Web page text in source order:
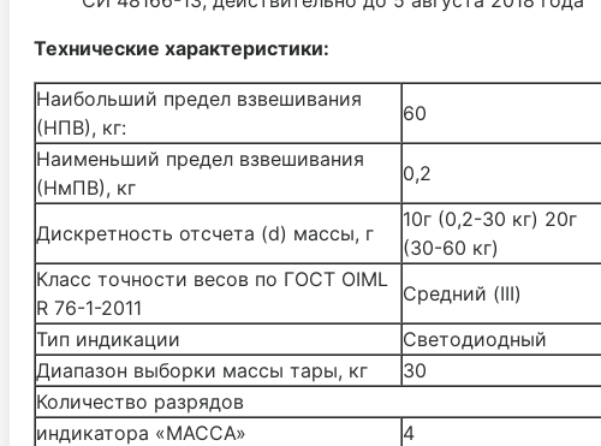
Технические характеристики:
Наибольший предел взвешивания
(НПВ), кг:
60
Наименьший предел взвешивания
(НмПВ), кг
0,2
Дискретность отсчета (d) массы, г
10г (0,2-30 кг) 20г
(30-60 кг)
Класс точности весов по ГОСТ OIML
R 76-1-2011
Средний (III)
Тип индикации
Светодиодный
Диапазон выборки массы тары, кг
30
Количество разрядов
индикатора «МАССА»
4